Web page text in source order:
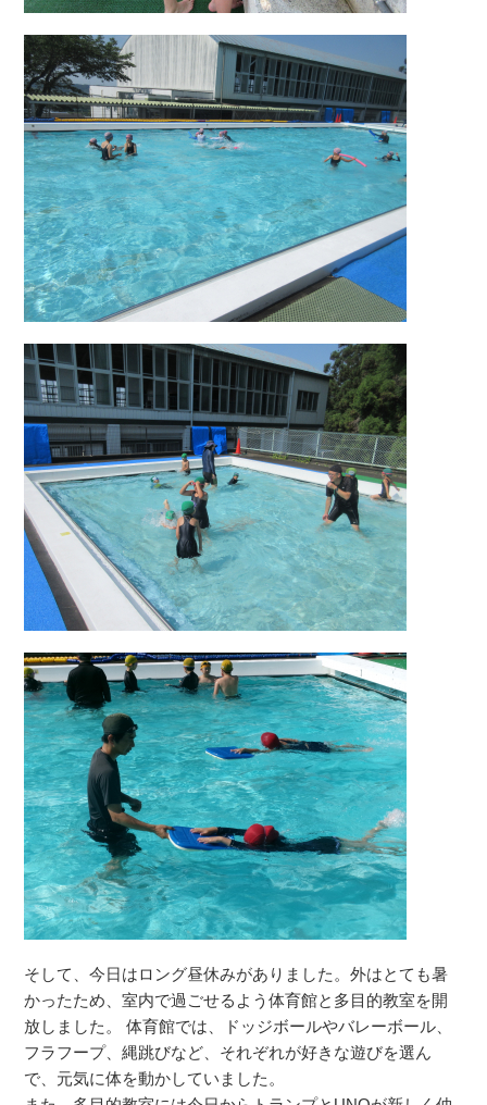
そして、今日はロング昼休みがありました。外はとても暑
かったため、室内で過ごせるよう体育館と多目的教室を開
放しました。 体育館では、ドッジボールやバレーボール、
フラフープ、縄跳びなど、それぞれが好きな遊びを選ん
で、元気に体を動かしていました。